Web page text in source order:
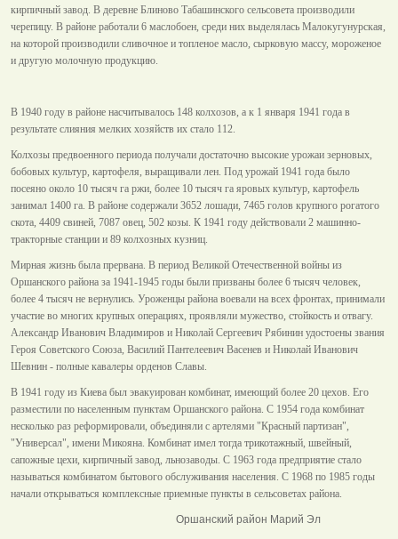
кирпичный завод. В деревне Блиново Табашинского сельсовета производили
черепицу. В районе работали 6 маслобоен, среди них выделялась Малокугунурская,
на которой производили сливочное и топленое масло, сырковую массу, мороженое
и другую молочную продукцию.
В 1940 году в районе насчитывалось 148 колхозов, а к 1 января 1941 года в
результате слияния мелких хозяйств их стало 112.
Колхозы предвоенного периода получали достаточно высокие урожаи зерновых,
бобовых культур, картофеля, выращивали лен. Под урожай 1941 года было
посеяно около 10 тысяч га ржи, более 10 тысяч га яровых культур, картофель
занимал 1400 га. В районе содержали 3652 лошади, 7465 голов крупного рогатого
скота, 4409 свиней, 7087 овец, 502 козы. К 1941 году действовали 2 машинно-
тракторные станции и 89 колхозных кузниц.
Мирная жизнь была прервана. В период Великой Отечественной войны из
Оршанского района за 1941-1945 годы были призваны более 6 тысяч человек,
более 4 тысяч не вернулись. Уроженцы района воевали на всех фронтах, принимали
участие во многих крупных операциях, проявляли мужество, стойкость и отвагу.
Александр Иванович Владимиров и Николай Сергеевич Рябинин удостоены звания
Героя Советского Союза, Василий Пантелеевич Васенев и Николай Иванович
Шевнин - полные кавалеры орденов Славы.
В 1941 году из Киева был эвакуирован комбинат, имеющий более 20 цехов. Его
разместили по населенным пунктам Оршанского района. С 1954 года комбинат
несколько раз реформировали, объединяли с артелями "Красный партизан",
"Универсал", имени Микояна. Комбинат имел тогда трикотажный, швейный,
сапожные цехи, кирпичный завод, льнозаводы. С 1963 года предприятие стало
называться комбинатом бытового обслуживания населения. С 1968 по 1985 годы
начали открываться комплексные приемные пункты в сельсоветах района.
Оршанский район Марий Эл